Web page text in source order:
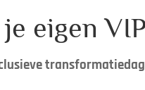
eigen